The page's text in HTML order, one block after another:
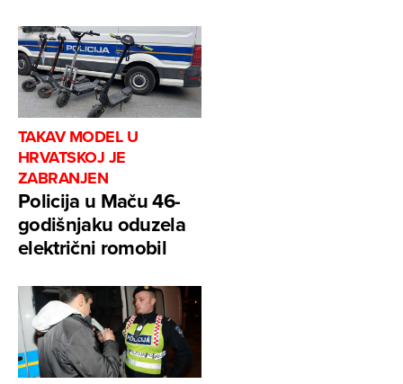
TAKAV MODEL U
HRVATSKOJ JE
ZABRANJEN
Policija u Maču 46-
godišnjaku oduzela
električni romobil